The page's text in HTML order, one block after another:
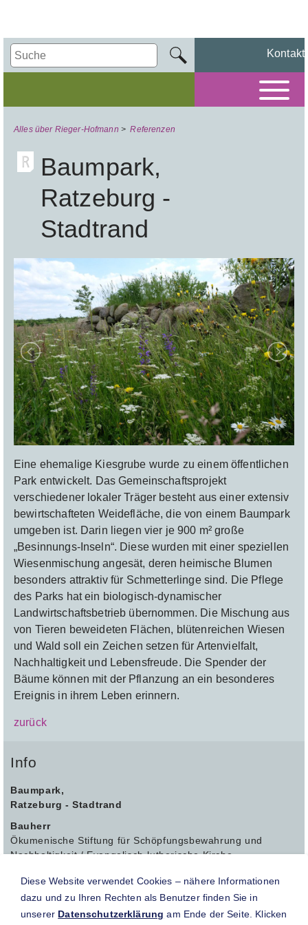
Kontakt
Alles über Rieger-Hofmann >Referenzen
Baumpark,
Ratzeburg -
Stadtrand
Eine ehemalige Kiesgrube wurde zu einem öffentlichen
Park entwickelt. Das Gemeinschaftsprojekt
verschiedener lokaler Träger besteht aus einer extensiv
bewirtschafteten Weidefläche, die von einem Baumpark
umgeben ist. Darin liegen vier je 900 m² große
„Besinnungs-Inseln“. Diese wurden mit einer speziellen
Wiesenmischung angesät, deren heimische Blumen
besonders attraktiv für Schmetterlinge sind. Die Pflege
des Parks hat ein biologisch-dynamischer
Landwirtschaftsbetrieb übernommen. Die Mischung aus
von Tieren beweideten Flächen, blütenreichen Wiesen
und Wald soll ein Zeichen setzen für Artenvielfalt,
Nachhaltigkeit und Lebensfreude. Die Spender der
Bäume können mit der Pflanzung an ein besonderes
Ereignis in ihrem Leben erinnern.
zurück
Info
Baumpark,
Ratzeburg - Stadtrand
Bauherr
Ökumenische Stiftung für Schöpfungsbewahrung und
Nachhaltigkeit / Evangelisch-lutherische Kirche
Planer
Aussaatjahr
Diese Website verwendet Cookies – nähere Informationen
dazu und zu Ihren Rechten als Benutzer finden Sie in
unserer Datenschutzerklärung am Ende der Seite. Klicken